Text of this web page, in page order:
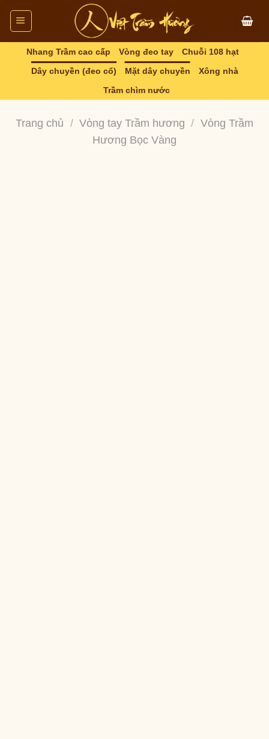
Skip
content
Nhang Trầm cao cấp Vòng đeo tay
Chuỗi 108 hạt
Dây chuyền (đeo cổ)
Mặt dây chuyền
Xông nhà
Trầm chìm nước
Trang chủ / Vòng tay Trầm hương / Vòng Trầm
Hương Bọc Vàng